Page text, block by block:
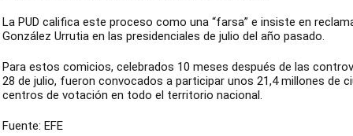
La PUD califica este proceso como una “farsa” e insiste en
González Urrutia en las presidenciales de julio del año pasado.
Para estos comicios, celebrados 10 meses después de las
28 de julio, fueron convocados a participar unos 21,4 millones de
centros de votación en todo el territorio nacional.
Fuente: EFE